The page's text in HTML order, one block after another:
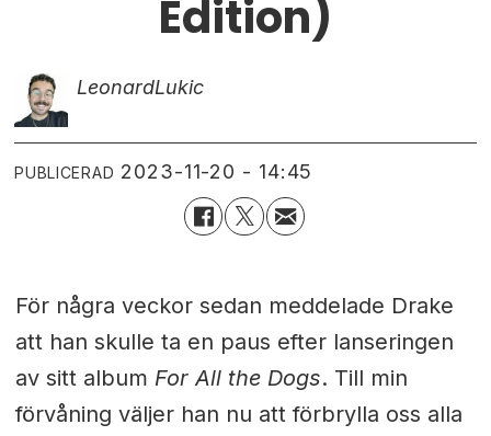
Edition)
LeonardLukic
PUBLICERAD 2023-11-20 - 14:45
För några veckor sedan meddelade Drake
att han skulle ta en paus efter lanseringen
av sitt album For All the Dogs. Till min
förvåning väljer han nu att förbrylla oss alla